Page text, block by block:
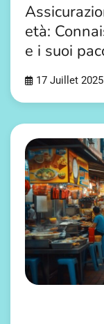
età:
e i suoi
17 Juillet 2025